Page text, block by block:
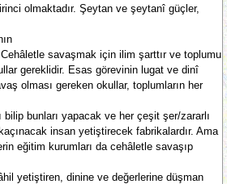
olmaktadır. Şeytan ve şeytanî güçler,
savaşmak için ilim şarttır ve toplumu
gereklidir. Esas görevinin lugat ve dinî
olması gereken okullar, toplumların her
bilip bunları yapacak ve her çeşit şer/zararlı
insan yetiştirecek fabrikalardır. Ama
eğitim kurumları da cehâletle savaşıp
yetiştiren, dinine ve değerlerine düşman